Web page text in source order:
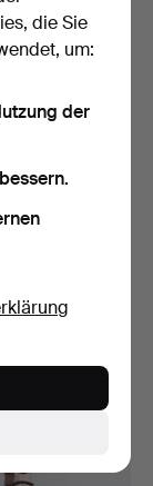
STIERNSUND,
(Robert …
die Sie
um:
der